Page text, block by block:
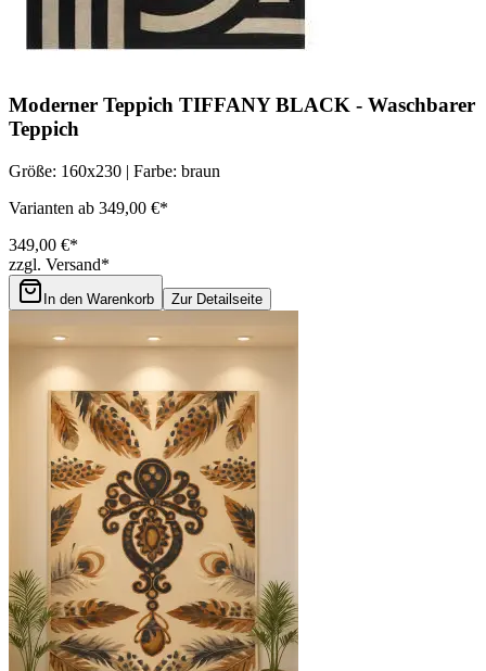
Moderner Teppich TIFFANY BLACK - Waschbarer
Teppich
Größe: 160x230 | Farbe: braun
Varianten ab 349,00 €*
349,00 €*
zzgl. Versand*
In den Warenkorb Zur Detailseite